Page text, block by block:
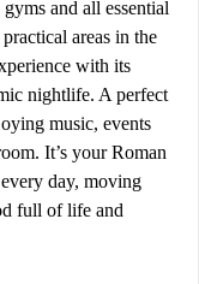
and all essential
areas in the
with its
nightlife. A perfect
music, events
It’s your Roman
day, moving
full of life and